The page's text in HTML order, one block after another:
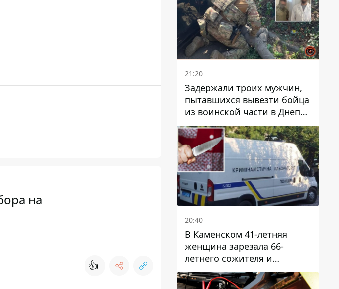
на
👍
21:20
Задержали троих мужчин,
пытавшихся вывезти бойца
из воинской части в Днепр
за 7 тысяч долларов: среди
них был врач
20:40
В Каменском 41-летняя
женщина зарезала 66-
летнего сожителя и
пыталась обмануть
полицейских